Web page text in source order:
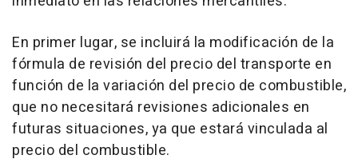
En primer lugar, se incluirá la modificación de la
fórmula de revisión del precio del transporte en
función de la variación del precio de combustible,
que no necesitará revisiones adicionales en
futuras situaciones, ya que estará vinculada al
precio del combustible.